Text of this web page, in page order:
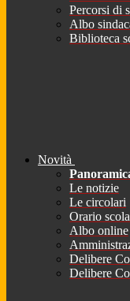
Percorsi di
Albo
Biblioteca
Novità
Le notizie
Le circolari
Orario
Albo online
Delibere
Delibere